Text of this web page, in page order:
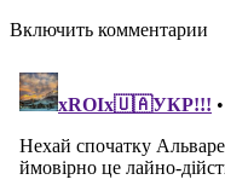
Включить комментарии